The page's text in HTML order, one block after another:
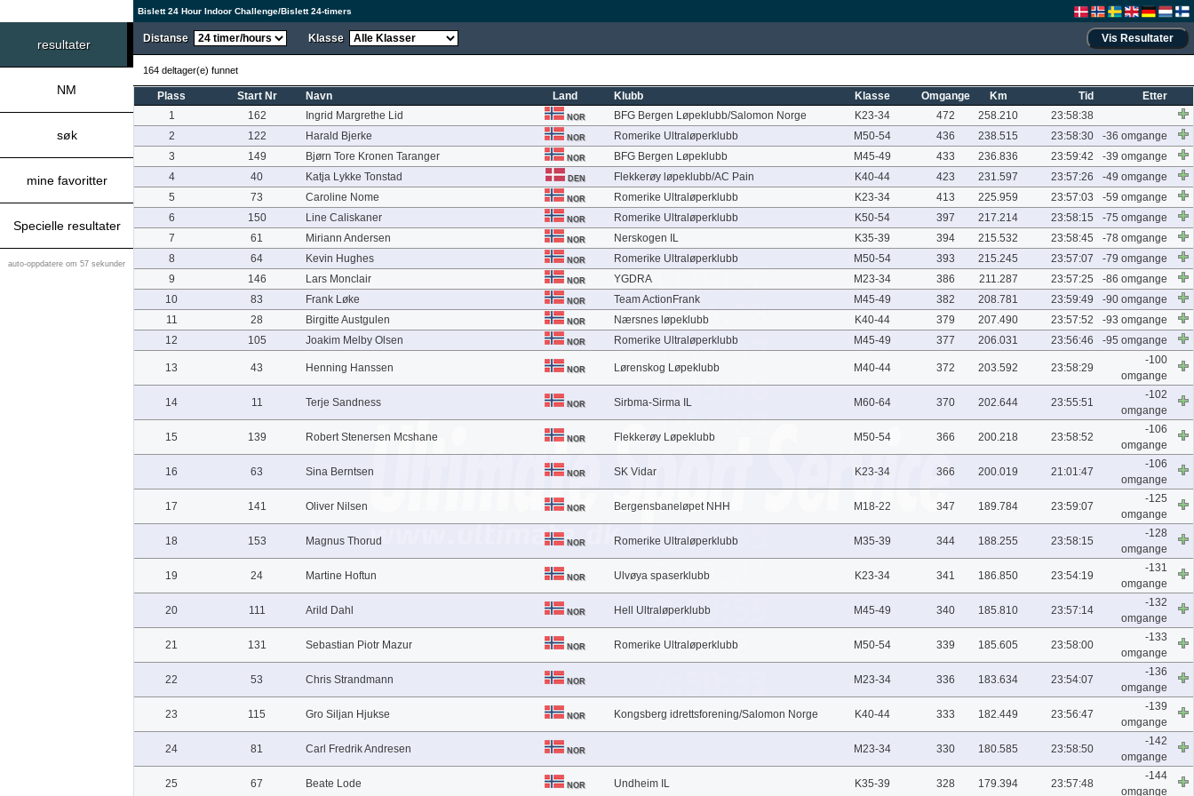
Bislett 24 Hour Indoor Challenge/Bislett 24-timers
resultater
NM
søk
mine favoritter
Specielle resultater
auto-oppdatere om 57 sekunder
Distanse Klasse
164 deltager(e) funnet
Plass Start Nr Navn Land Klubb Klasse Omgange Km Tid
Etter
1
162 Ingrid Margrethe Lid NOR BFG Bergen Løpeklubb/Salomon Norge K23-34 472 258.210
23:58:38
2
122 Harald Bjerke NOR Romerike Ultraløperklubb M50-54 436 238.515 23:58:30
-36 omgange
3
149 Bjørn Tore Kronen Taranger NOR BFG Bergen Løpeklubb M45-49 433 236.836 23:59:42
-39 omgange
4
40 Katja Lykke Tonstad DEN Flekkerøy løpeklubb/AC Pain K40-44 423 231.597 23:57:26
-49 omgange
5
73 Caroline Nome NOR Romerike Ultraløperklubb K23-34 413 225.959 23:57:03
-59 omgange
6
150 Line Caliskaner NOR Romerike Ultraløperklubb K50-54 397 217.214 23:58:15
-75 omgange
7
61 Miriann Andersen NOR Nerskogen IL K35-39 394 215.532 23:58:45
-78 omgange
8
64 Kevin Hughes NOR Romerike Ultraløperklubb M50-54 393 215.245 23:57:07
-79 omgange
9
146 Lars Monclair NOR YGDRA M23-34 386 211.287 23:57:25
-86 omgange
10
83 Frank Løke NOR Team ActionFrank M45-49 382 208.781 23:59:49
-90 omgange
11
28 Birgitte Austgulen NOR Nærsnes løpeklubb K40-44 379 207.490 23:57:52
-93 omgange
12
105 Joakim Melby Olsen NOR Romerike Ultraløperklubb M45-49 377 206.031 23:56:46 -95 omgange
13 43 Henning Hanssen NOR Lørenskog Løpeklubb M40-44 372 203.592 23:58:29
-100
omgange
14 11 Terje Sandness NOR Sirbma-Sirma IL M60-64 370 202.644 23:55:51
-102
omgange
15 139 Robert Stenersen Mcshane NOR Flekkerøy Løpeklubb M50-54 366 200.218 23:58:52
-106
omgange
16 63 Sina Berntsen NOR SK Vidar K23-34 366 200.019 21:01:47
-106
omgange
17 141 Oliver Nilsen NOR Bergensbaneløpet NHH M18-22 347 189.784 23:59:07
-125
omgange
18 153 Magnus Thorud NOR Romerike Ultraløperklubb M35-39 344 188.255 23:58:15
-128
omgange
19 24 Martine Hoftun NOR Ulvøya spaserklubb K23-34 341 186.850 23:54:19
-131
omgange
20 111 Arild Dahl NOR Hell Ultraløperklubb M45-49 340 185.810 23:57:14
-132
omgange
21 131 Sebastian Piotr Mazur NOR Romerike Ultraløperklubb M50-54 339 185.605 23:58:00
-133
omgange
22 53 Chris Strandmann NOR M23-34 336 183.634 23:54:07
-136
omgange
23 115 Gro Siljan Hjukse NOR Kongsberg idrettsforening/Salomon Norge K40-44 333 182.449 23:56:47
-139
omgange
24 81 Carl Fredrik Andresen NOR M23-34 330 180.585 23:58:50
-142
omgange
25 67 Beate Lode NOR Undheim IL K35-39 328 179.394 23:57:48
-144
omgange